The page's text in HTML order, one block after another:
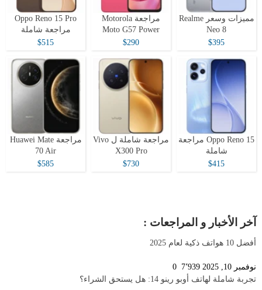
مميزات وسعر Realme
Neo 8
$395
مراجعة Motorola
Moto G57 Power
$290
Oppo Reno 15 Pro
مراجعة شاملة
$515
Oppo Reno 15 مراجعة
شاملة
$415
مراجعة شاملة ل Vivo
X300 Pro
$730
مراجعة Huawei Mate
70 Air
$585
آخر الأخبار و المراجعات :
أفضل 10 هواتف ذكية لعام 2025
نوفمبر 10, 2025 7٬939
تجربة شاملة لهاتف أوبو رينو 14: هل يستحق الشراء؟